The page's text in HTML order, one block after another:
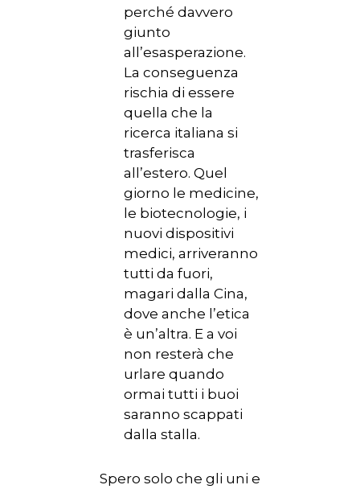
perché davvero
giunto
all’esasperazione.
La conseguenza
rischia di essere
quella che la
ricerca italiana si
trasferisca
all’estero. Quel
giorno le medicine,
le biotecnologie, i
nuovi dispositivi
medici, arriveranno
tutti da fuori,
magari dalla Cina,
dove anche l’etica
è un’altra. E a voi
non resterà che
urlare quando
ormai tutti i buoi
saranno scappati
dalla stalla.
Spero solo che gli uni e